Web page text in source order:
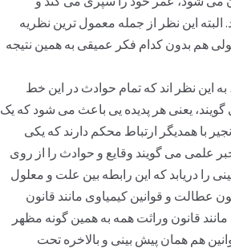
این نظر از جمله معمول ترین نظریه
هم بدون کدام فکر عمیقی به همین نتیجه
این نظر اند که تمام حوادث در این خط
یعنی هر پدیده یی باعث می شود که یک
با همدیگر ارتباط محکم دارند که یکی
علمی می گویند وقایع و حوادث را از روی
را دریابد که این رابطه بین علت و معلول
عطالت و قوانین کیمیاوی مانند قانون
قانون وراثت همه به همین گونه مظهر
هم همان پیش بینی و بالاخره تحت